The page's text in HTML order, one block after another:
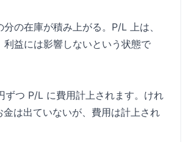
の在庫が積み上がる。P/L 上は、
益には影響しないという状態で
ずつ P/L に費用計上されます。けれ
は出ていないが、費用は計上され